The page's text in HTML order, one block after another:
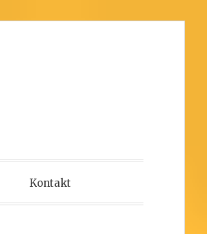
Kontakt